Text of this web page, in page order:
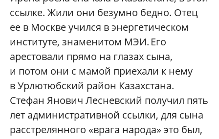
ссылке. Жили они безумно бедно. Отец
ее в Москве учился в энергетическом
институте, знаменитом МЭИ. Его
арестовали прямо на глазах сына,
и потом они с мамой приехали к нему
в Урлютюбский район Казахстана.
Стефан Янович Лесневский получил пять
лет административной ссылки, для сына
расстрелянного «врага народа» это был,